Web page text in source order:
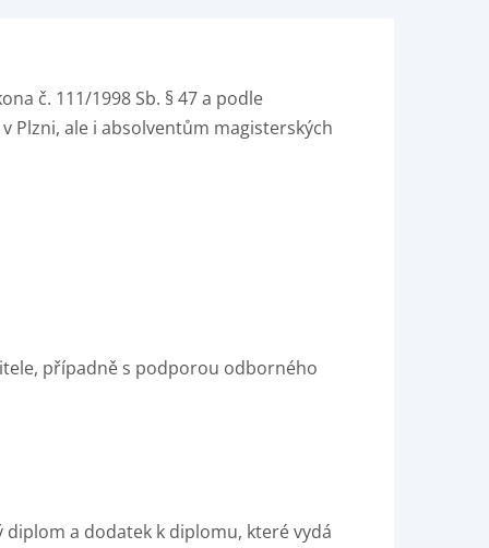
č. 111/1998 Sb. § 47 a podle
Plzni, ale i absolventům magisterských
případně s podporou odborného
a dodatek k diplomu, které vydá